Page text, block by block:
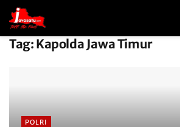
Tag: Kapolda Jawa Timur
POLRI